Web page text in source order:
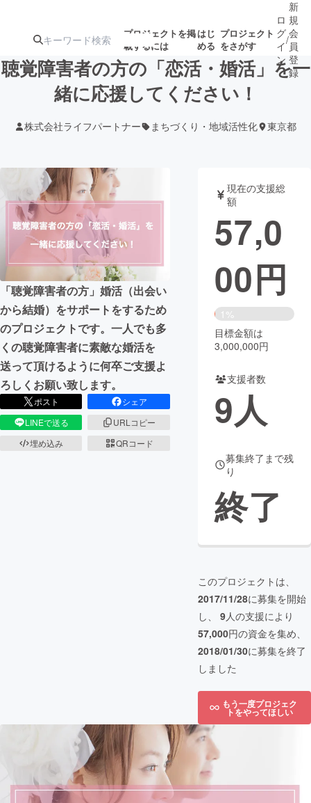
プロジェクトを掲
載するには
はじ
める
プロジェクト
をさがす
人気のプロ
ジェクト
注目のリ
ターン
ジェクト
募集終了が近いプ
ロジェクト
もうすぐ公開
されます
アート・写真 音楽
テクノロジー・ガジェット ゲーム・
映像・映画 書籍・雑誌
ビジネス・起業 チャレンジ
まちづくり・地域活性化
CAMPFIRE for Social Good
CAMPFIRE Creation
CAMPFIREふるさと納税
コミュニティ
ロ
グ
イ
ン
/
新
規
会
員
登
録
聴覚障害者の方の「恋活・婚活」を一
緒に応援してください！
株式会社ライフパートナー まちづくり・地域活性化 東京都
「聴覚障害者の方」婚活（出会い
から結婚）をサポートをするため
のプロジェクトです。一人でも多
くの聴覚障害者に素敵な婚活を
送って頂けるように何卒ご支援よ
ろしくお願い致します。
ポスト
シェア
LINEで送る
URLコピー
埋め込み
QRコード
現在の支援総
額
57,0
00円
1%
目標金額は
3,000,000円
支援者数
9人
募集終了まで残
り
終了
このプロジェクトは、
2017/11/28に募集を開始
し、 9人の支援により
57,000円の資金を集め、
2018/01/30に募集を終了
しました
もう一度プロジェク
トをやってほしい